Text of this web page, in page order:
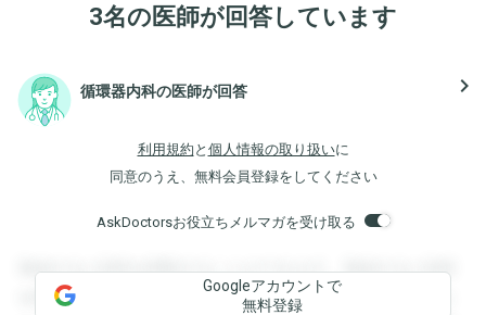
3名の医師が回答しています
循環器内科の医師が回答 navigate_next
利用規約 と 個人情報の取り扱いに
同意のうえ、無料会員登録をしてください
AskDoctorsお役立ちメルマガを受け取る
登録すると回答を閲覧することができます。登録すると回答
を閲覧することができます。登録すると回答を閲覧すること
Googleアカウントで
無料登録